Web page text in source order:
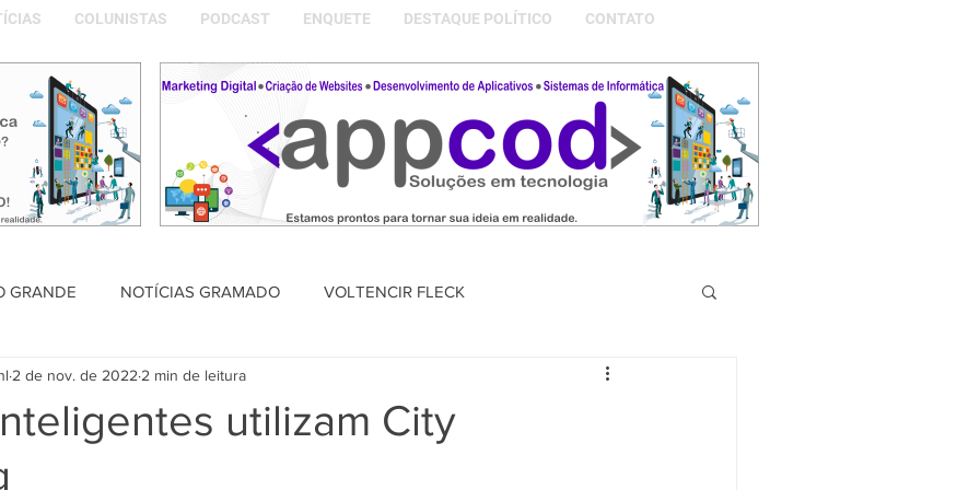
COLUNISTAS PODCAST ENQUETE DESTAQUE POLÍTICO CONTATO
GRANDE NOTÍCIAS GRAMADO VOLTENCIR FLECK
PODCAST DESTAQUE POLÍTICO MEMÓRIAS DA NOSSA GRAMADO
utilizam City
2 de nov. de 2022 2 min de leitura